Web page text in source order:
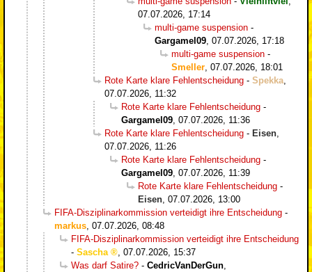
07.07.2026, 17:14
multi-game suspension -
Gargamel09, 07.07.2026, 17:18
multi-game suspension -
Smeller, 07.07.2026, 18:01
Rote Karte klare Fehlentscheidung - Spekka,
07.07.2026, 11:32
Rote Karte klare Fehlentscheidung -
Gargamel09, 07.07.2026, 11:36
Rote Karte klare Fehlentscheidung - Eisen,
07.07.2026, 11:26
Rote Karte klare Fehlentscheidung -
Gargamel09, 07.07.2026, 11:39
Rote Karte klare Fehlentscheidung -
Eisen, 07.07.2026, 13:00
FIFA-Disziplinarkommission verteidigt ihre Entscheidung -
markus, 07.07.2026, 08:48
FIFA-Disziplinarkommission verteidigt ihre Entscheidung
- Sascha , 07.07.2026, 15:37
Was darf Satire? - CedricVanDerGun,